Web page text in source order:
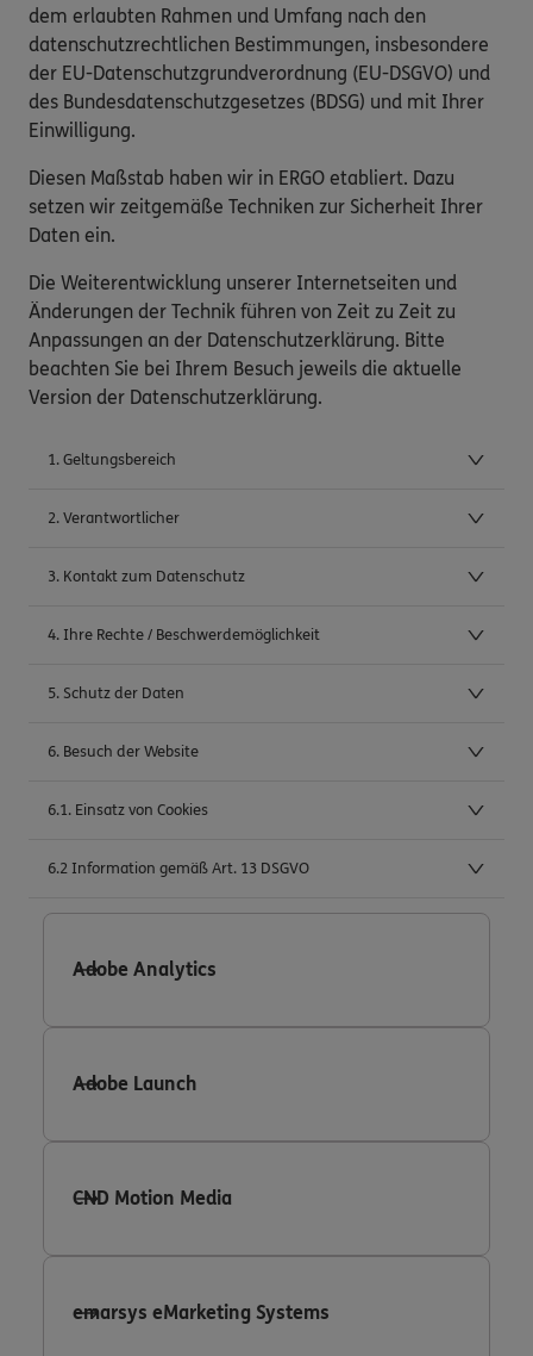
dem erlaubten Rahmen und Umfang nach den
datenschutzrechtlichen Bestimmungen, insbesondere
der EU-Datenschutzgrundverordnung (EU-DSGVO) und
des Bundesdatenschutzgesetzes (BDSG) und mit Ihrer
Einwilligung.
Diesen Maßstab haben wir in ERGO etabliert. Dazu
setzen wir zeitgemäße Techniken zur Sicherheit Ihrer
Daten ein.
Die Weiterentwicklung unserer Internetseiten und
Änderungen der Technik führen von Zeit zu Zeit zu
Anpassungen an der Datenschutzerklärung. Bitte
beachten Sie bei Ihrem Besuch jeweils die aktuelle
Version der Datenschutzerklärung.
1. Geltungsbereich
2. Verantwortlicher
3. Kontakt zum Datenschutz
4. Ihre Rechte / Beschwerdemöglichkeit
5. Schutz der Daten
6. Besuch der Website
6.1. Einsatz von Cookies
6.2 Information gemäß Art. 13 DSGVO
Adobe Analytics
Adobe Launch
CND Motion Media
emarsys eMarketing Systems